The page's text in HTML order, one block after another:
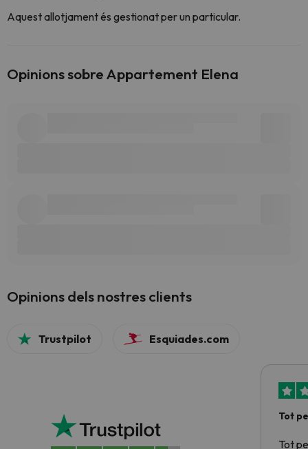
Aquest allotjament és gestionat per un particular.
Opinions sobre Appartement Elena
Opinions dels nostres clients
Trustpilot Esquiades.com
Tot
Tot